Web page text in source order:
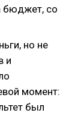
бюджет, со
но не
и
момент:
был